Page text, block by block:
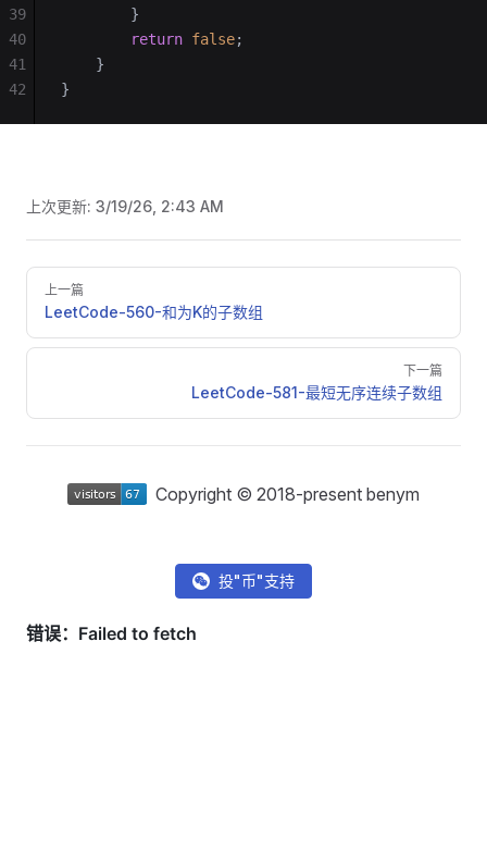
        }
        return
false;
    }
}
39
40
41
42
上次更新: 3/19/26, 2:43 AM
Pager
上一篇
LeetCode-560-和为K的子数组
下一篇
LeetCode-581-最短无序连续子数组
Copyright © 2018-present benym
投"币"支持